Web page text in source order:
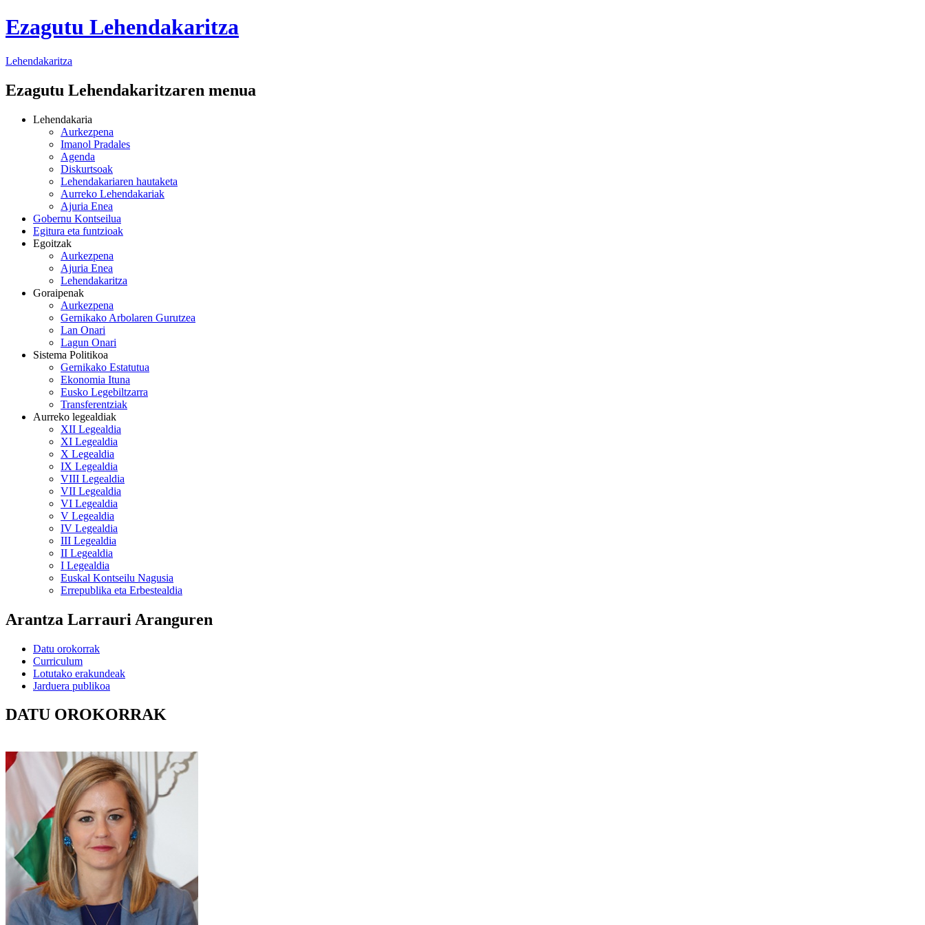
Ezagutu Lehendakaritza
Lehendakaritza
Ezagutu Lehendakaritzaren menua
Lehendakaria
Aurkezpena
Imanol Pradales
Agenda
Diskurtsoak
Lehendakariaren hautaketa
Aurreko Lehendakariak
Ajuria Enea
Gobernu Kontseilua
Egitura eta funtzioak
Egoitzak
Aurkezpena
Ajuria Enea
Lehendakaritza
Goraipenak
Aurkezpena
Gernikako Arbolaren Gurutzea
Lan Onari
Lagun Onari
Sistema Politikoa
Gernikako Estatutua
Ekonomia Ituna
Eusko Legebiltzarra
Transferentziak
Aurreko legealdiak
XII Legealdia
XI Legealdia
X Legealdia
IX Legealdia
VIII Legealdia
VII Legealdia
VI Legealdia
V Legealdia
IV Legealdia
III Legealdia
II Legealdia
I Legealdia
Euskal Kontseilu Nagusia
Errepublika eta Erbestealdia
Arantza Larrauri Aranguren
Datu orokorrak
Curriculum
Lotutako erakundeak
Jarduera publikoa
DATU OROKORRAK